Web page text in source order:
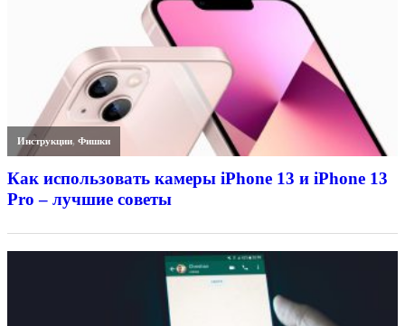
Инструкции,Фишки
Как использовать камеры iPhone 13 и iPhone 13
Pro – лучшие советы